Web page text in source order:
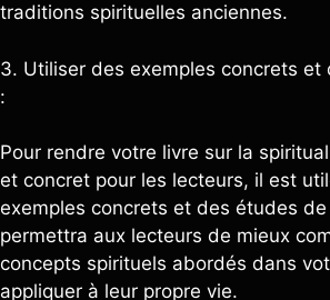
traditions spirituelles anciennes.
3. Utiliser des exemples concrets et
:
Pour rendre votre livre sur la
et concret pour les lecteurs, il est
exemples concrets et des études de
permettra aux lecteurs de mieux
concepts spirituels abordés dans
appliquer à leur propre vie.